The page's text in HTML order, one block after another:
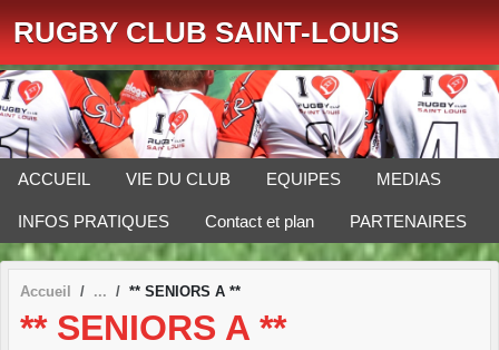
RUGBY CLUB SAINT-LOUIS
ACCUEIL VIE DU CLUB EQUIPES MEDIAS
INFOS PRATIQUES Contact et plan PARTENAIRES
Accueil ** SENIORS A **
** SENIORS A **